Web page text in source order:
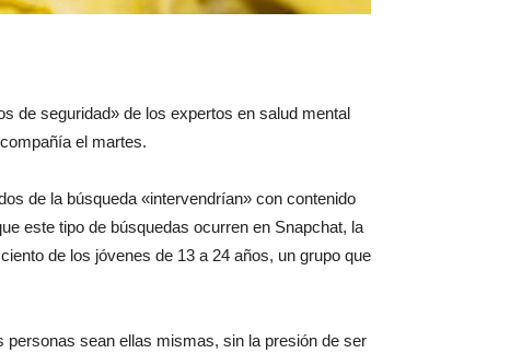
de seguridad» de los expertos en salud mental
el martes.
de la búsqueda «intervendrían» con contenido
este tipo de búsquedas ocurren en Snapchat, la
de los jóvenes de 13 a 24 años, un grupo que
sean ellas mismas, sin la presión de ser